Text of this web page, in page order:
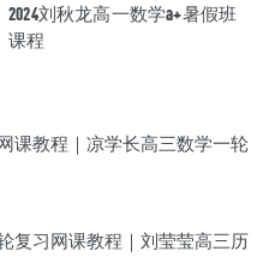
2024刘秋龙高一数学a+暑假班
课程
课教程｜凉学长高三数学一轮
复习网课教程｜刘莹莹高三历